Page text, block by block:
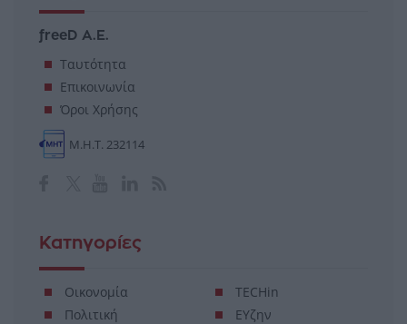
freeD Α.Ε.
Ταυτότητα
Επικοινωνία
Όροι Χρήσης
Μ.Η.Τ. 232114
Κατηγορίες
Οικονομία
Πολιτική
TECHin
ΕΥζην